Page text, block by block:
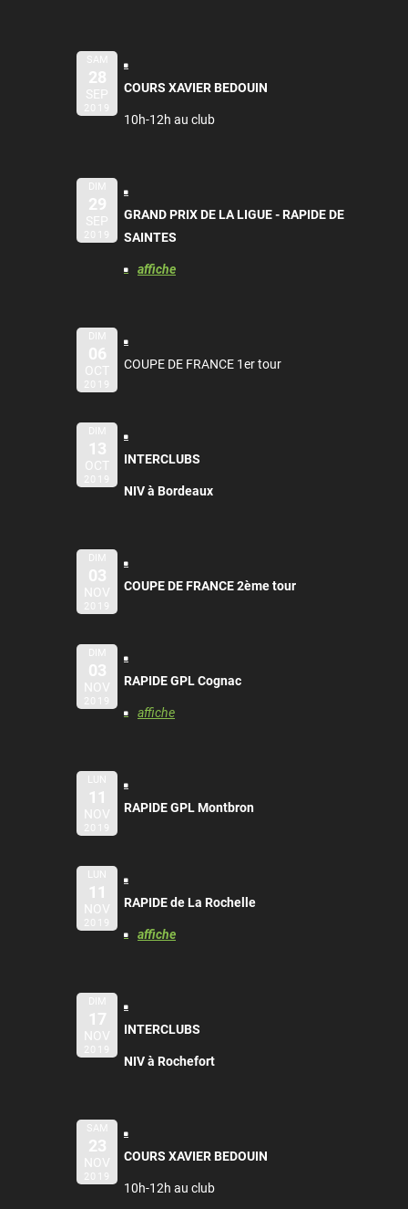
SAM
28
SEP
2019
COURS XAVIER BEDOUIN
10h-12h au club
DIM
29
SEP
2019
GRAND PRIX DE LA LIGUE - RAPIDE DE
SAINTES
affiche
DIM
06
OCT
2019
COUPE DE FRANCE 1er tour
DIM
13
OCT
2019
INTERCLUBS
NIV à Bordeaux
DIM
03
NOV
2019
COUPE DE FRANCE 2ème tour
DIM
03
NOV
2019
RAPIDE GPL Cognac
affiche
LUN
11
NOV
2019
RAPIDE GPL Montbron
LUN
11
NOV
2019
RAPIDE de La Rochelle
affiche
DIM
17
NOV
2019
INTERCLUBS
NIV à Rochefort
SAM
23
NOV
2019
COURS XAVIER BEDOUIN
10h-12h au club